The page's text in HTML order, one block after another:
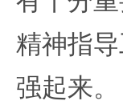
精神指
强起来。